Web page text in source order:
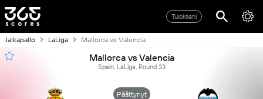
Tulokseni
Jalkapallo LaLiga Mallorca vs Valencia
Mallorca vs Valencia
Spain, LaLiga, Round 33
Päättynyt